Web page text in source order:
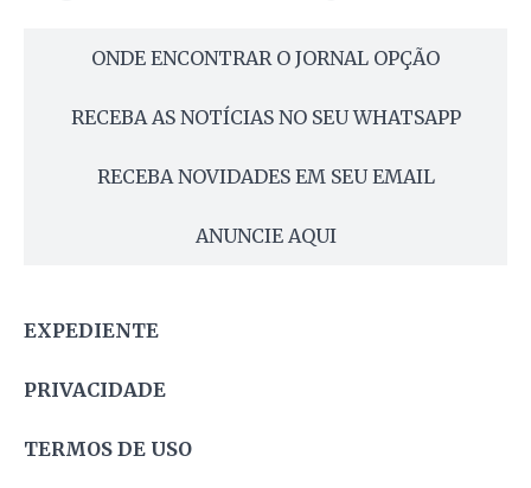
ONDE ENCONTRAR O JORNAL OPÇÃO
RECEBA AS NOTÍCIAS NO SEU WHATSAPP
RECEBA NOVIDADES EM SEU EMAIL
ANUNCIE AQUI
EXPEDIENTE
PRIVACIDADE
TERMOS DE USO